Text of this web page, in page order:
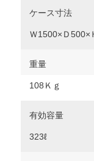
ケース寸法
Ｗ1500×Ｄ500×
重量
108Ｋｇ
有効容量
323ℓ